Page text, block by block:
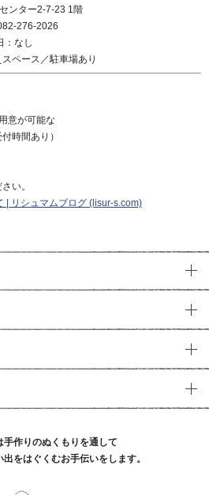
ンター2-7-23 1階
276-2026
：なし
ペース／駐車場あり
意が可能な
時間あり）
い。
| リシュマムブログ (lisur-s.com)
手作りのぬくもりを通して
をはぐくむお手伝いをします。